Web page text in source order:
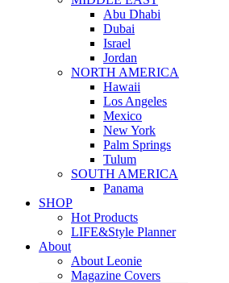
Abu Dhabi
Dubai
Israel
Jordan
NORTH AMERICA
Hawaii
Los Angeles
Mexico
New York
Palm Springs
Tulum
SOUTH AMERICA
Panama
SHOP
Hot Products
LIFE&Style Planner
About
About Leonie
Magazine Covers